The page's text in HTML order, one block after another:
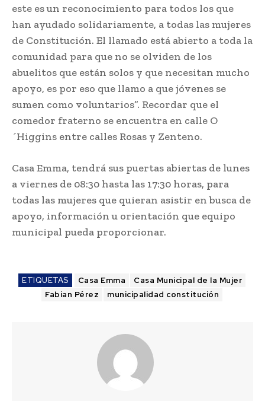
este es un reconocimiento para todos los que
han ayudado solidariamente, a todas las mujeres
de Constitución. El llamado está abierto a toda la
comunidad para que no se olviden de los
abuelitos que están solos y que necesitan mucho
apoyo, es por eso que llamo a que jóvenes se
sumen como voluntarios”. Recordar que el
comedor fraterno se encuentra en calle O
´Higgins entre calles Rosas y Zenteno.
Casa Emma, tendrá sus puertas abiertas de lunes
a viernes de 08:30 hasta las 17:30 horas, para
todas las mujeres que quieran asistir en busca de
apoyo, información u orientación que equipo
municipal pueda proporcionar.
ETIQUETAS Casa Emma
Casa Municipal de la Mujer
Fabian Pérez
municipalidad constitución